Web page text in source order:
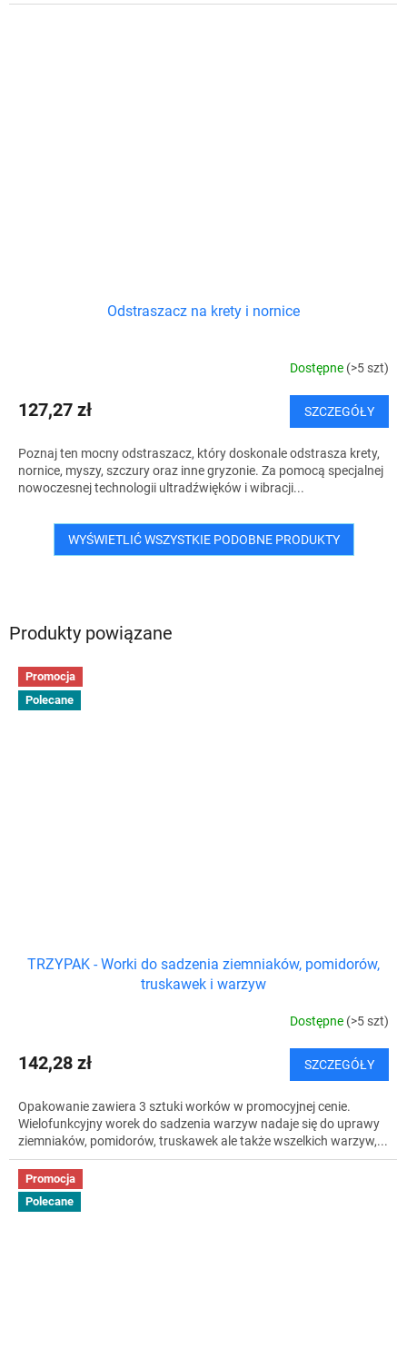
Produkty powiązane
Promocja
Polecane
TRZYPAK - Worki do sadzenia ziemniaków, pomidorów,
truskawek i warzyw
Dostępne (>5 szt)
142,28 zł SZCZEGÓŁY
Opakowanie zawiera 3 sztuki worków w promocyjnej cenie.
Wielofunkcyjny worek do sadzenia warzyw nadaje się do uprawy
ziemniaków, pomidorów, truskawek ale także wszelkich warzyw,...
Promocja
Polecane
Odstraszacz na krety i nornice
Dostępne (>5 szt)
127,27 zł SZCZEGÓŁY
Poznaj ten mocny odstraszacz, który doskonale odstrasza krety,
nornice, myszy, szczury oraz inne gryzonie. Za pomocą specjalnej
nowoczesnej technologii ultradźwięków i wibracji...
WYŚWIETLIĆ WSZYSTKIE PODOBNE PRODUKTY